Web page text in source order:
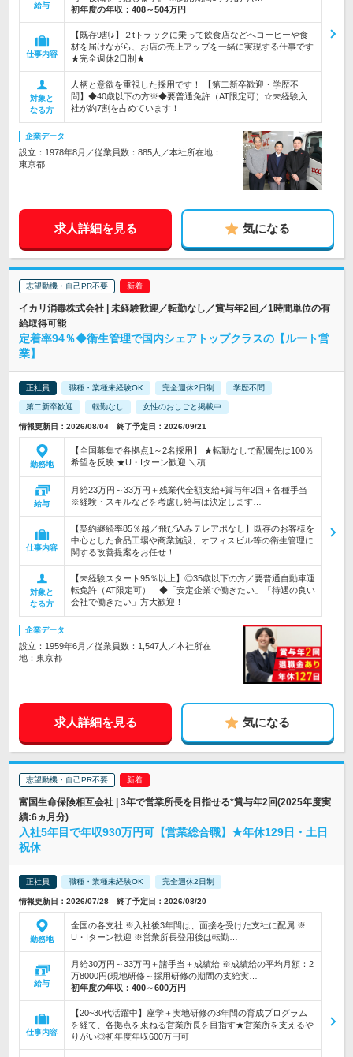
給与
初年度の年収： 408～504万円
仕事内容
【既存9割♪】２tトラックに乗って飲食店などへコーヒーや食
材を届けながら、お店の売上アップを一緒に実現する仕事です
★完全週休2日制★
対象と
なる方
人柄と意欲を重視した採用です！ 【第二新卒歓迎・学歴不
問】◆40歳以下の方※◆要普通免許（AT限定可）☆未経験入
社が約7割を占めています！
企業データ
設立：1978年8月／従業員数：885人／本社所在地：
東京都
求人詳細を見る 気になる
志望動機・自己PR不要
イカリ消毒株式会社 | 未経験歓迎／転勤なし／賞与年2回／1時間単位の有
給取得可能
定着率94％◆衛生管理で国内シェアトップクラスの【ルート営
業】
正社員 職種・業種未経験OK 完全週休2日制 学歴不問
第二新卒歓迎 転勤なし 女性のおしごと掲載中
情報更新日：2026/08/04 終了予定日：2026/09/21
勤務地
【全国募集で各拠点1～2名採用】 ★転勤なしで配属先は100％
希望を反映 ★U・Iターン歓迎 ＼積…
給与
月給23万円～33万円＋残業代全額支給+賞与年2回＋各種手当
※経験・スキルなどを考慮し給与は決定します…
仕事内容
【契約継続率85％越／飛び込みテレアポなし】既存のお客様を
中心とした食品工場や商業施設、オフィスビル等の衛生管理に
関する改善提案をお任せ！
対象と
なる方
【未経験スタート95％以上】◎35歳以下の方／要普通自動車運
転免許（AT限定可） ◆「安定企業で働きたい」「待遇の良い
会社で働きたい」方大歓迎！
企業データ
設立：1959年6月／従業員数：1,547人／本社所在
地：東京都
求人詳細を見る 気になる
志望動機・自己PR不要
富国生命保険相互会社 | 3年で営業所長を目指せる*賞与年2回(2025年度実
績:6ヵ月分)
入社5年目で年収930万円可【営業総合職】★年休129日・土日
祝休
正社員 職種・業種未経験OK 完全週休2日制
情報更新日：2026/07/28 終了予定日：2026/08/20
勤務地
全国の各支社 ※入社後3年間は、面接を受けた支社に配属 ※
U・Iターン歓迎 ※営業所長登用後は転勤…
給与
月給30万円～33万円＋諸手当＋成績給 ※成績給の平均月額：2
万8000円(現地研修～採用研修の期間の支給実…
初年度の年収： 400～600万円
仕事内容
【20~30代活躍中】座学＋実地研修の3年間の育成プログラム
を経て、各拠点を束ねる営業所長を目指す★営業所を支えるや
りがい◎初年度年収600万円可